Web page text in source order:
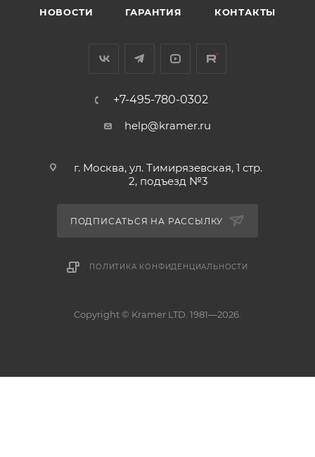
НОВОСТИ ГАРАНТИЯ КОНТАКТЫ
+7-495-780-0302
help@kramer.ru
г. Москва, ул. Тимирязевская, 1 стр.
2, подъезд №3
ПОДПИСАТЬСЯ НА РАССЫЛКУ
ПОЛИТИКА КОНФИДЕНЦИАЛЬНОСТИ
Copyright © Kramer LTD. 1981—2026.